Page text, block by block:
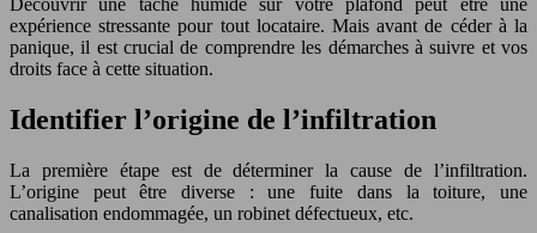
expérience stressante pour tout locataire. Mais avant de céder à la
panique, il est crucial de comprendre les démarches à suivre et vos
droits face à cette situation.
Identifier l’origine de l’infiltration
La première étape est de déterminer la cause de l’infiltration.
L’origine peut être diverse : une fuite dans la toiture, une
canalisation endommagée, un robinet défectueux, etc.